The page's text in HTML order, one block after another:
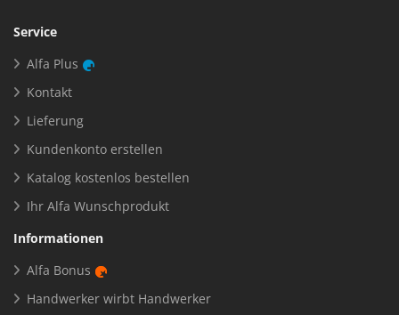
Service
Alfa Plus
Kontakt
Lieferung
Kundenkonto erstellen
Katalog kostenlos bestellen
Ihr Alfa Wunschprodukt
Informationen
Alfa Bonus
Handwerker wirbt Handwerker